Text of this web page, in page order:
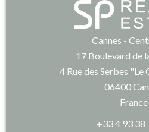
Cannes -
17 Boulevard de
4 Rue des Serbes
06400
France
+33 4 93 38